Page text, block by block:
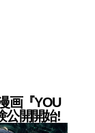
画『YOU
公開開始!